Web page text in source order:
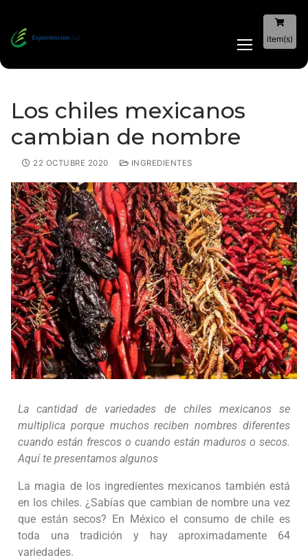
item(s)
Los chiles mexicanos
cambian de nombre
22 OCTUBRE 2020 INGREDIENTES
La cantidad de variedades de chiles mexicanos se
multiplica porque muchos reciben nombres diferentes
cuando están frescos o cuando están maduros o secos.
Aquí te presentamos algunos
La magia de los ingredientes mexicanos también está
en los chiles. ¿Sabías que cambian de nombre una vez
que están secos? En México el consumo de chile es
toda una tradición y hay aproximadamente 64
variedades.